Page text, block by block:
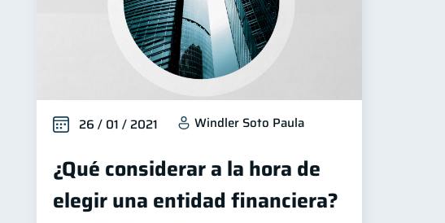
26 / 01 / 2021 Windler Soto Paula
¿Qué considerar a la hora de
elegir una entidad financiera?